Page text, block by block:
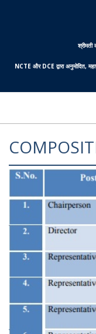
श्रीमती
NCTE और DCE द्वारा अनुमोदित,